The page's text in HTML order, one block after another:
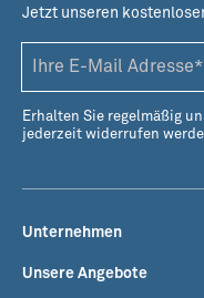
Unternehmen
Unsere Angebote
Jetzt unseren
Erhalten Sie regelmäßig
jederzeit widerrufen